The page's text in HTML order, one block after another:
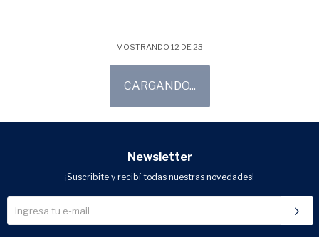
TUBO CAIDA DE SEMILLAS
CUCHILLA(RAVIOLERA) GP